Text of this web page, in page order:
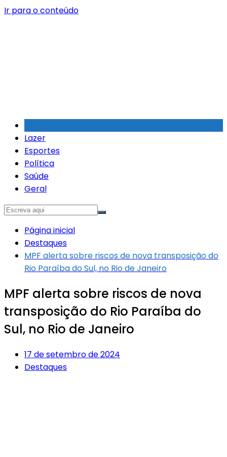
Ir para o conteúdo
Lazer
Esportes
Política
Saúde
Geral
Página inicial
Destaques
MPF alerta sobre riscos de nova transposição do
Rio Paraíba do Sul, no Rio de Janeiro
MPF alerta sobre riscos de nova
transposição do Rio Paraíba do
Sul, no Rio de Janeiro
17 de setembro de 2024
Destaques